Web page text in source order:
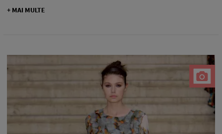
+ MAI MULTE